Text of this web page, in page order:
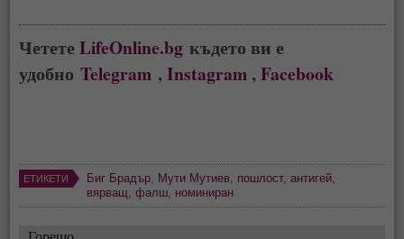
ЧететеLifeOnline.bg където ви е
удобноTelegram ,Instagram ,Facebook
ЕТИКЕТИ Биг Брадър, Мути Мутиев, пошлост,антигей,
вярващ,фалш, номиниран